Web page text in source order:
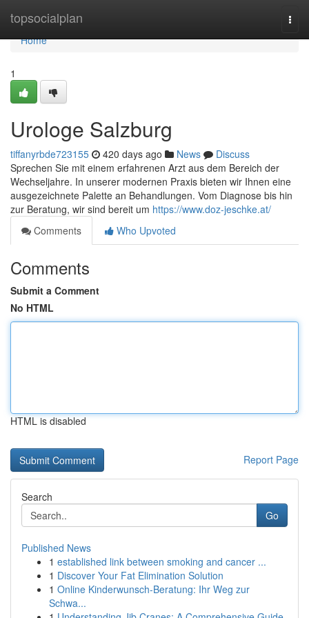
topsocialplan
Home
Home
1
Urologe Salzburg
tiffanyrbde723155 420 days ago News
Discuss
Sprechen Sie mit einem erfahrenen Arzt aus dem Bereich der
Wechseljahre. In unserer modernen Praxis bieten wir Ihnen eine
ausgezeichnete Palette an Behandlungen. Vom Diagnose bis hin
zur Beratung, wir sind bereit um https://www.doz-jeschke.at/
Comments
Who Upvoted
Comments
Submit a Comment
No HTML
HTML is disabled
Report Page
Search
Go
Published News
1 established link between smoking and cancer ...
1 Discover Your Fat Elimination Solution
1 Online Kinderwunsch-Beratung: Ihr Weg zur
Schwa...